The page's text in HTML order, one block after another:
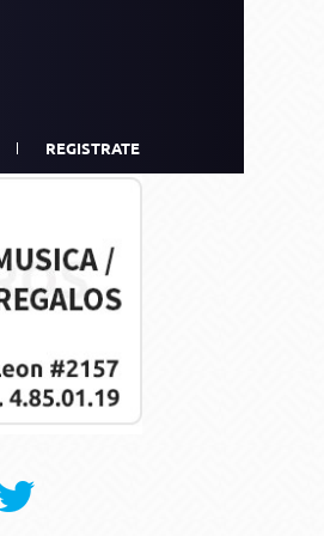
REGISTRATE